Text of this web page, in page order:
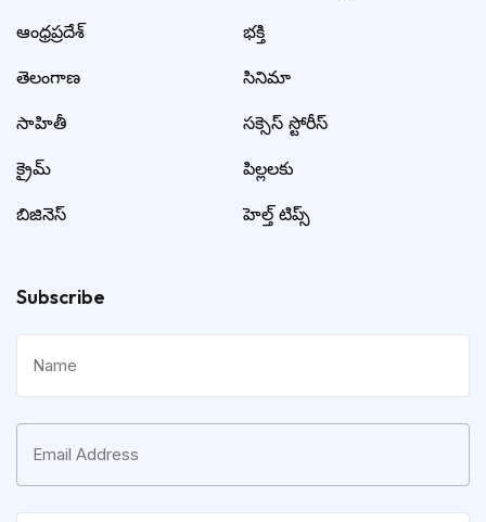
ఆంధ్రప్రదేశ్
తెలంగాణ
సాహితీ
క్రైమ్
బిజినెస్
భక్తి
సినిమా
సక్సెస్ స్టోరీస్
పిల్లలకు
హెల్త్ టిప్స్
Subscribe